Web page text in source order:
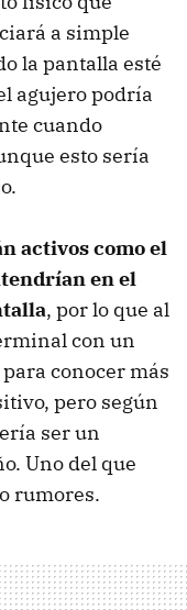
a simple
la pantalla esté
agujero podría
cuando
esto sería
activos como el
en el
, por lo que al
con un
conocer más
pero según
ser un
Uno del que
rumores.